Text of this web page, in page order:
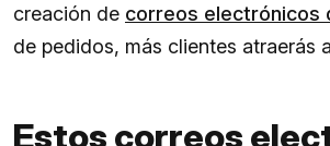
creación de correos electrónicos
de pedidos, más clientes atraerás
Estos correos